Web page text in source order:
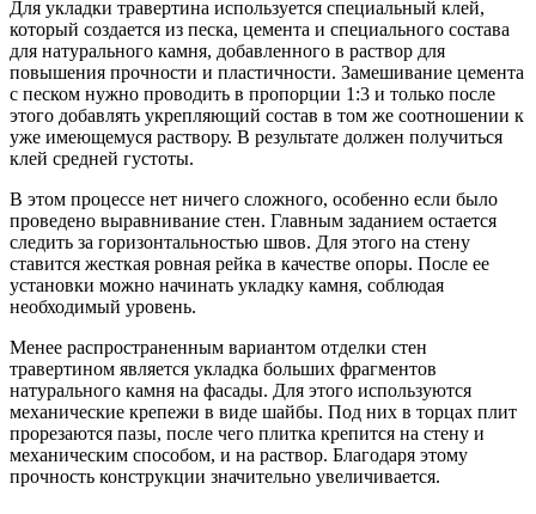
Для укладки травертина используется специальный клей,
который создается из песка, цемента и специального состава
для натурального камня, добавленного в раствор для
повышения прочности и пластичности. Замешивание цемента
с песком нужно проводить в пропорции 1:3 и только после
этого добавлять укрепляющий состав в том же соотношении к
уже имеющемуся раствору. В результате должен получиться
клей средней густоты.
В этом процессе нет ничего сложного, особенно если было
проведено выравнивание стен. Главным заданием остается
следить за горизонтальностью швов. Для этого на стену
ставится жесткая ровная рейка в качестве опоры. После ее
установки можно начинать укладку камня, соблюдая
необходимый уровень.
Менее распространенным вариантом отделки стен
травертином является укладка больших фрагментов
натурального камня на фасады. Для этого используются
механические крепежи в виде шайбы. Под них в торцах плит
прорезаются пазы, после чего плитка крепится на стену и
механическим способом, и на раствор. Благодаря этому
прочность конструкции значительно увеличивается.